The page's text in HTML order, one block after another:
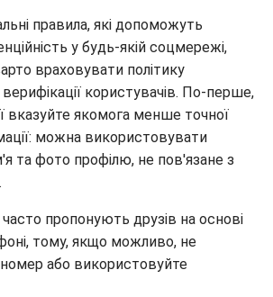
правила, які допоможуть
у будь-якій соцмережі,
враховувати політику
користувачів. По-перше,
вказуйте якомога менше точної
можна використовувати
та фото профілю, не пов'язане з
часто пропонують друзів на основі
тому, якщо можливо, не
номер або використовуйте